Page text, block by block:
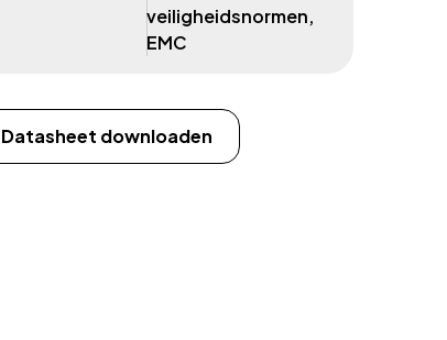
veiligheidsnormen,
EMC
Datasheet downloaden